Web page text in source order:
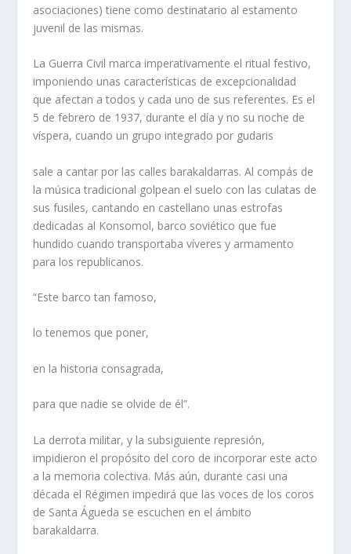
asociaciones) tiene como destinatario al estamento
juvenil de las mismas.
La Guerra Civil marca imperativamente el ritual festivo,
imponiendo unas características de excepcionalidad
que afectan a todos y cada uno de sus referentes. Es el
5 de febrero de 1937, durante el día y no su noche de
víspera, cuando un grupo integrado por gudaris
sale a cantar por las calles barakaldarras. Al compás de
la música tradicional golpean el suelo con las culatas de
sus fusiles, cantando en castellano unas estrofas
dedicadas al Konsomol, barco soviético que fue
hundido cuando transportaba víveres y armamento
para los republicanos.
“Este barco tan famoso,
lo tenemos que poner,
en la historia consagrada,
para que nadie se olvide de él”.
La derrota militar, y la subsiguiente represión,
impidieron el propósito del coro de incorporar este acto
a la memoria colectiva. Más aún, durante casi una
década el Régimen impedirá que las voces de los coros
de Santa Águeda se escuchen en el ámbito
barakaldarra.